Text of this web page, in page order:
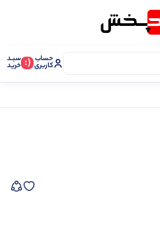
حساب
کاربری (: سبـد
خرید